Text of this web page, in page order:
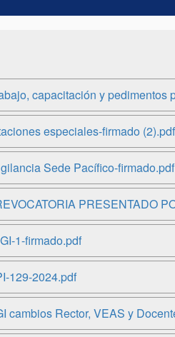
capacitación y pedimentos
especiales-firmado (2).pdf
Sede Pacífico-firmado.pdf
PRESENTADO
1-firmado.pdf
129-2024.pdf
Rector, VEAS y